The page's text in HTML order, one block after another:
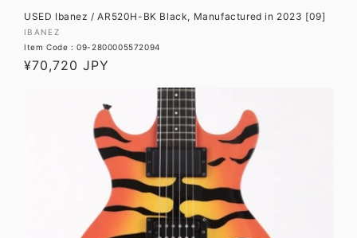
USED Ibanez / AR520H-BK Black, Manufactured in 2023 [09]
販
売
元:
IBANEZ
Item Code : 09-2800005572094
通
¥70,720 JPY